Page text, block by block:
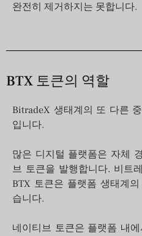
완전히 제거하지는 못합니다.
BTX 토큰의 역할
BitradeX 생태계의 또 다른
입니다.
많은 디지털 플랫폼은 자체
브 토큰을 발행합니다. 비트
BTX 토큰은 플랫폼 생태계
습니다.
네이티브 토큰은 플랫폼 내